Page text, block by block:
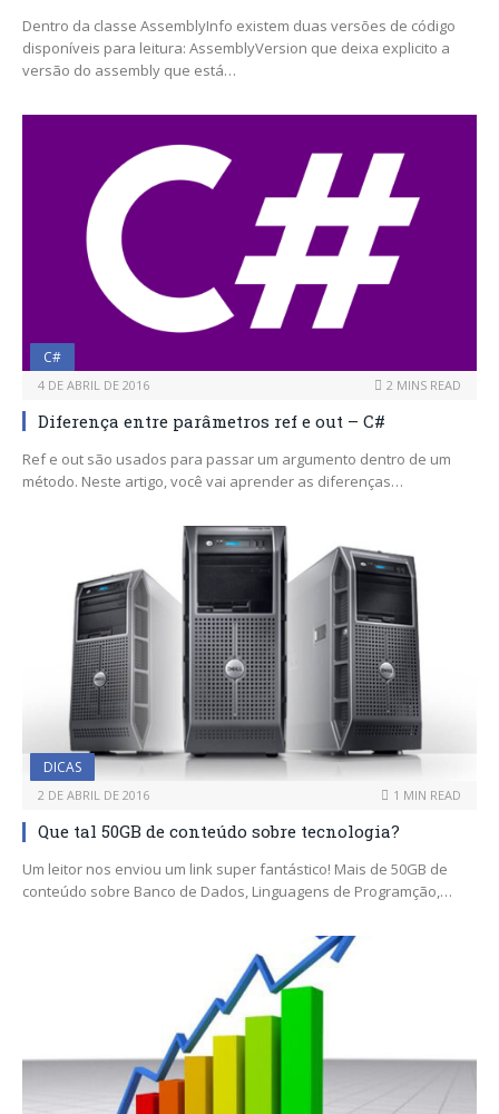
Dentro da classe AssemblyInfo existem duas versões de código
disponíveis para leitura: AssemblyVersion que deixa explicito a
versão do assembly que está…
C#
4 DE ABRIL DE 2016 2 MINS READ
Diferença entre parâmetros ref e out – C#
Ref e out são usados para passar um argumento dentro de um
método. Neste artigo, você vai aprender as diferenças…
DICAS
2 DE ABRIL DE 2016 1 MIN READ
Que tal 50GB de conteúdo sobre tecnologia?
Um leitor nos enviou um link super fantástico! Mais de 50GB de
conteúdo sobre Banco de Dados, Linguagens de Programção,…